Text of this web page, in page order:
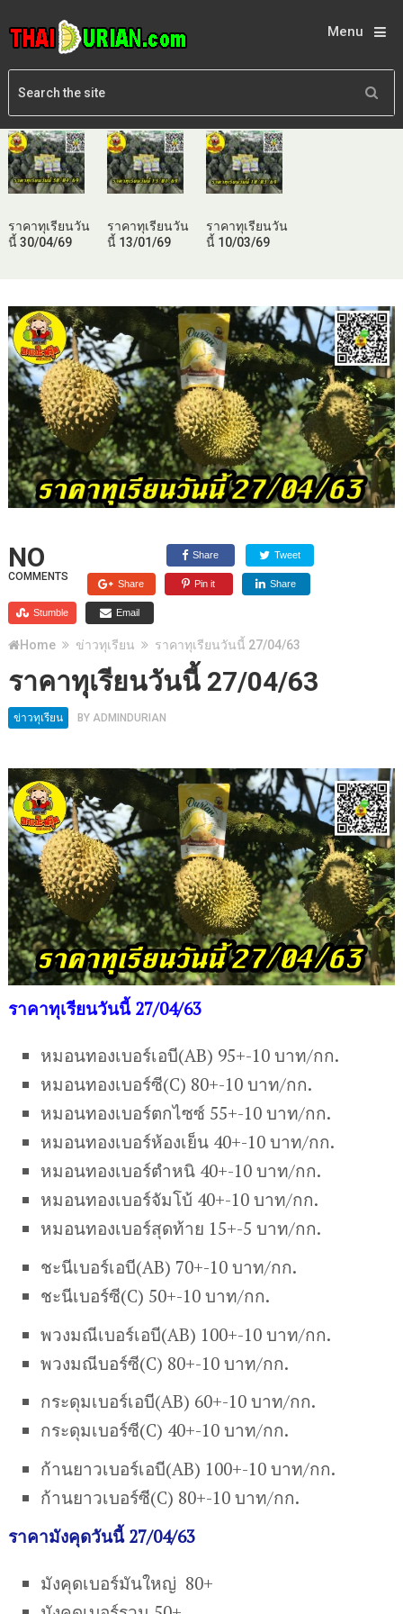
Menu
ราคาทุเรียนวัน
นี้ 30/04/69
ราคาทุเรียนวัน
นี้ 13/01/69
ราคาทุเรียนวัน
นี้ 10/03/69
NO
COMMENTS
Share Tweet
Share Pin it Share
Stumble Email
Home ข่าวทุเรียน ราคาทุเรียนวันนี้ 27/04/63
ราคาทุเรียนวันนี้ 27/04/63
ข่าวทุเรียน BY ADMINDURIAN
ราคาทุเรียนวันนี้ 27/04/63
หมอนทองเบอร์เอบี(AB) 95+-10 บาท/กก.
หมอนทองเบอร์ซี(C) 80+-10 บาท/กก.
หมอนทองเบอร์ตกไซซ์ 55+-10 บาท/กก.
หมอนทองเบอร์ห้องเย็น 40+-10 บาท/กก.
หมอนทองเบอร์ตำหนิ 40+-10 บาท/กก.
หมอนทองเบอร์จัมโบ้ 40+-10 บาท/กก.
หมอนทองเบอร์สุดท้าย 15+-5 บาท/กก.
ชะนีเบอร์เอบี(AB) 70+-10 บาท/กก.
ชะนีเบอร์ซี(C) 50+-10 บาท/กก.
พวงมณีเบอร์เอบี(AB) 100+-10 บาท/กก.
พวงมณีบอร์ซี(C) 80+-10 บาท/กก.
กระดุมเบอร์เอบี(AB) 60+-10 บาท/กก.
กระดุมเบอร์ซี(C) 40+-10 บาท/กก.
ก้านยาวเบอร์เอบี(AB) 100+-10 บาท/กก.
ก้านยาวเบอร์ซี(C) 80+-10 บาท/กก.
ราคามังคุดวันนี้ 27/04/63
มังคุดเบอร์มันใหญ่ 80+